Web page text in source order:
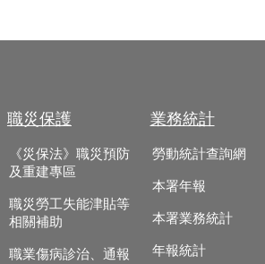
職災保護
《災保法》職災預防
及重建專區
職災勞工失能津貼等
相關補助
職業傷病診治、通報
業務統計
勞動統計查詢網
本署年報
本署業務統計
年報統計